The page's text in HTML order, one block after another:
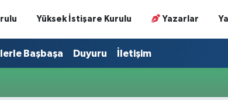
Yüksek İstişare Kurulu Yazarlar
Başbaşa Duyuru İletişim